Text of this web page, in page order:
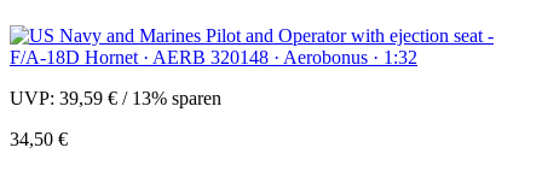
UVP: 39,59 € / 13% sparen
34,50 €